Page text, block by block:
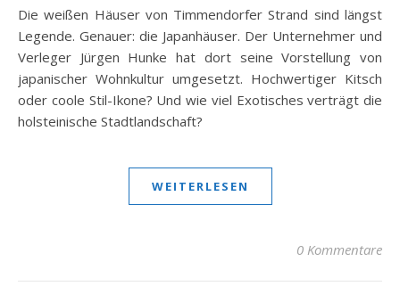
Die weißen Häuser von Timmendorfer Strand sind längst
Legende. Genauer: die Japanhäuser. Der Unternehmer und
Verleger Jürgen Hunke hat dort seine Vorstellung von
japanischer Wohnkultur umgesetzt. Hochwertiger Kitsch
oder coole Stil-Ikone? Und wie viel Exotisches verträgt die
holsteinische Stadtlandschaft?
WEITERLESEN
0 Kommentare